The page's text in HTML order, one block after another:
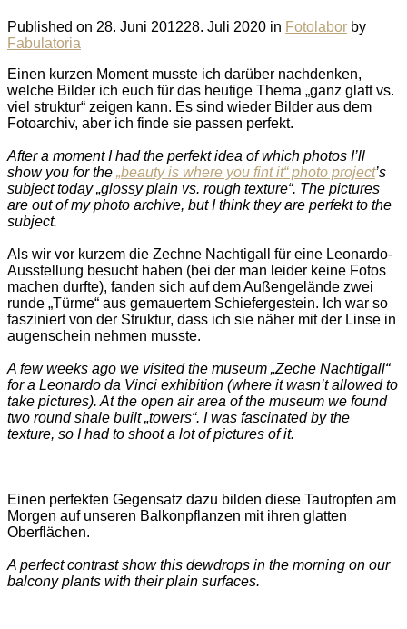
Published on 28. Juni 201228. Juli 2020 in Fotolabor by
Fabulatoria
Einen kurzen Moment musste ich darüber nachdenken,
welche Bilder ich euch für das heutige Thema „ganz glatt vs.
viel struktur“ zeigen kann. Es sind wieder Bilder aus dem
Fotoarchiv, aber ich finde sie passen perfekt.
After a moment I had the perfekt idea of which photos I’ll
show you for the „beauty is where you fint it“ photo project’s
subject today „glossy plain vs. rough texture“. The pictures
are out of my photo archive, but I think they are perfekt to the
subject.
Als wir vor kurzem die Zechne Nachtigall für eine Leonardo-
Ausstellung besucht haben (bei der man leider keine Fotos
machen durfte), fanden sich auf dem Außengelände zwei
runde „Türme“ aus gemauertem Schiefergestein. Ich war so
fasziniert von der Struktur, dass ich sie näher mit der Linse in
augenschein nehmen musste.
A few weeks ago we visited the museum „Zeche Nachtigall“
for a Leonardo da Vinci exhibition (where it wasn’t allowed to
take pictures). At the open air area of the museum we found
two round shale built „towers“. I was fascinated by the
texture, so I had to shoot a lot of pictures of it.
Einen perfekten Gegensatz dazu bilden diese Tautropfen am
Morgen auf unseren Balkonpflanzen mit ihren glatten
Oberflächen.
A perfect contrast show this dewdrops in the morning on our
balcony plants with their plain surfaces.